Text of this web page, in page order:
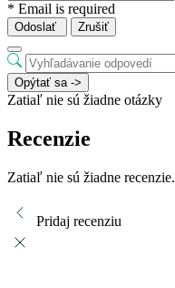
* Email is required
Odoslať Zrušiť
Opýtať sa ->
Zatiaľ nie sú žiadne otázky
Recenzie
Zatiaľ nie sú žiadne recenzie.
Pridaj recenziu